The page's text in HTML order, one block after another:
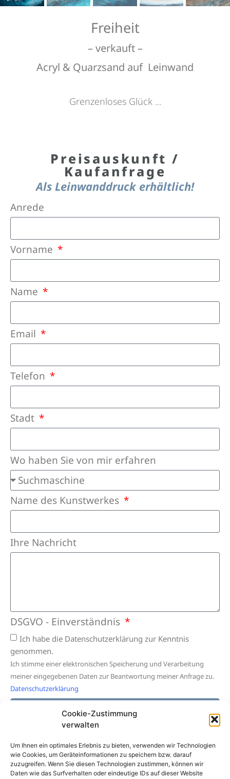
Cookie-Zustimmung
verwalten
Um Ihnen ein optimales Erlebnis zu bieten, verwenden wir Technologien
wie Cookies, um Geräteinformationen zu speichern bzw. darauf
zuzugreifen. Wenn Sie diesen Technologien zustimmen, können wir
Daten wie das Surfverhalten oder eindeutige IDs auf dieser Website
Freiheit
– verkauft –
Acryl & Quarzsand auf Leinwand
Grenzenloses Glück ...
Preisauskunft /
Kaufanfrage
Als Leinwanddruck erhältlich!
Anrede
Vorname
Name
Email
Telefon
Stadt
Wo haben Sie von mir erfahren
Name des Kunstwerkes
Ihre Nachricht
DSGVO - Einverständnis
Ich habe die Datenschutzerklärung zur Kenntnis
genommen.
Ich stimme einer elektronischen Speicherung und Verarbeitung
meiner eingegebenen Daten zur Beantwortung meiner Anfrage zu.
Datenschutzerklärung
Absenden